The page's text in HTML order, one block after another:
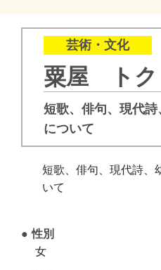
芸術・文化
粟屋 トク
短歌、俳句、現代
について
短歌、俳句、現代詩、
いて
性別
女